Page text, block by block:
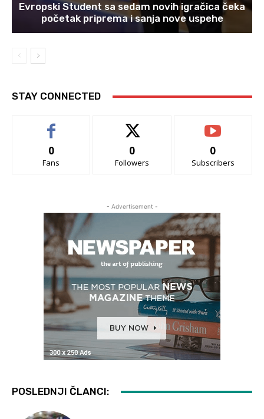
Evropski Student sa sedam novih igračica čeka
početak priprema i sanja nove uspehe
STAY CONNECTED
0
Fans
0
Followers
0
Subscribers
- Advertisement -
POSLEDNJI ČLANCI: